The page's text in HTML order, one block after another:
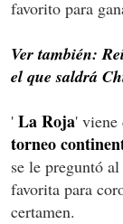
favorito para
Ver también:
el que saldrá
' La Roja' viene
torneo
se le preguntó al
favorita para
certamen.